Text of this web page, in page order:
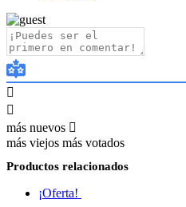
más nuevos
más viejos más votados
Productos relacionados
¡Oferta!